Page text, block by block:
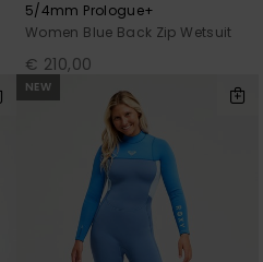
5/4mm Prologue+
Women Blue Back Zip Wetsuit
€ 210,00
NEW